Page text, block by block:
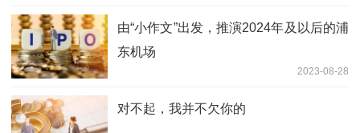
由“小作文”出发，推演2024年及以后的浦
东机场
2023-08-28
对不起，我并不欠你的